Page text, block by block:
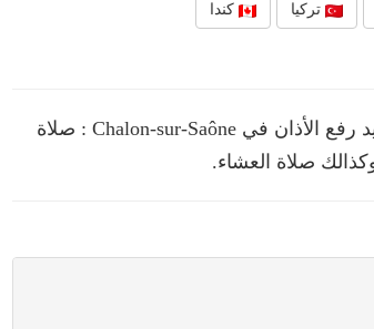
تركيا كندا
نقدم لك في هذه الصفحة مواقيت الصلوات الخمس ومواعيد رفع الأذان في Chalon-sur-Saône : صلاة
صلاة العشاء.